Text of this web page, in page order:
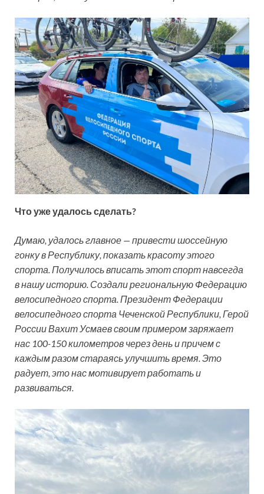
Что уже удалось сделать?
Думаю, удалось главное — привести шоссейную
гонку в Республику, показать красоту этого
спорта. Получилось вписать этот спорт навсегда
в нашу историю. Создали региональную Федерацию
велосипедного спорта. Президент Федерации
велосипедного спорта Чеченской Республики, Герой
России Вахит Усмаев своим примером заряжает
нас 100-150 километров через день и причем с
каждым разом стараясь улучшить время. Это
радует, это нас мотивирует работать и
развиваться.